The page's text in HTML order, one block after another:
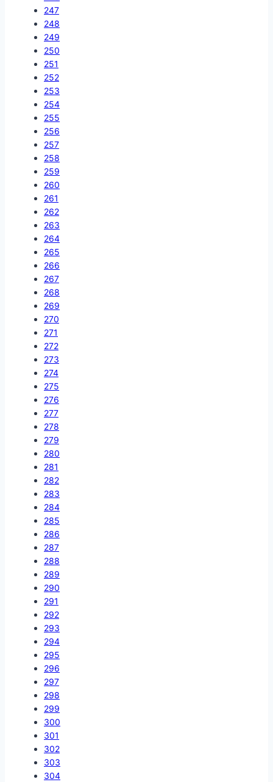
247
248
249
250
251
252
253
254
255
256
257
258
259
260
261
262
263
264
265
266
267
268
269
270
271
272
273
274
275
276
277
278
279
280
281
282
283
284
285
286
287
288
289
290
291
292
293
294
295
296
297
298
299
300
301
302
303
304